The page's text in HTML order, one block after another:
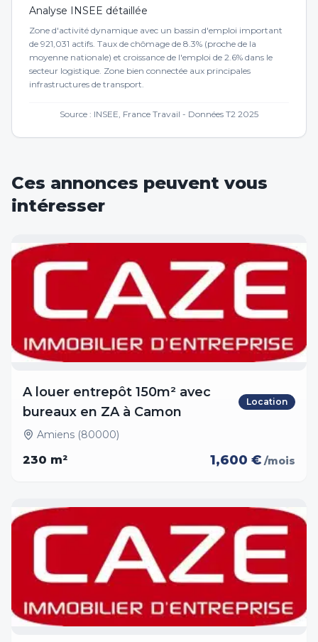
Analyse INSEE détaillée
Zone d'activité dynamique avec un bassin d'emploi important
de 921,031 actifs. Taux de chômage de 8.3% (proche de la
moyenne nationale) et croissance de l'emploi de 2.6% dans le
secteur logistique. Zone bien connectée aux principales
infrastructures de transport.
Source : INSEE, France Travail - Données T2 2025
Ces annonces peuvent vous
intéresser
A louer entrepôt 150m² avec
bureaux en ZA à Camon
Location
Amiens (80000)
230 m² 1,600 € /mois